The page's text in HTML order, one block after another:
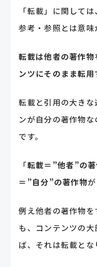
「転載」に関して
参考・参照とは意味
転載は他者の著作
ンツにそのまま転用
転載と引用の大き
ンが自分の著作物
です。
「転載＝”他者”の
＝”自分”の著作物
例え他者の著作物
も、コンテンツの
ば、それは転載とな